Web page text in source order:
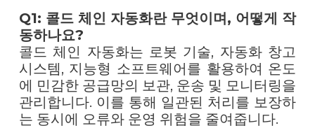
Q1: 콜드 체인 자동화란 무엇이며, 어떻게 작
동하나요?
콜드 체인 자동화는 로봇 기술, 자동화 창고
시스템, 지능형 소프트웨어를 활용하여 온도
에 민감한 공급망의 보관, 운송 및 모니터링을
관리합니다. 이를 통해 일관된 처리를 보장하
는 동시에 오류와 운영 위험을 줄여줍니다.